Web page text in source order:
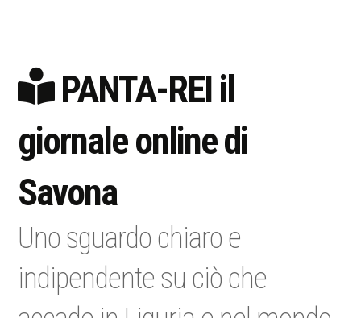
PANTA-REI il
giornale online di
Savona
Uno sguardo chiaro e
indipendente su ciò che